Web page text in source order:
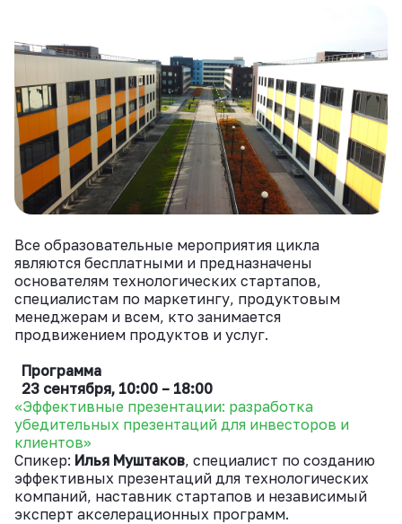
Все образовательные мероприятия цикла
являются бесплатными и предназначены
основателям технологических стартапов,
специалистам по маркетингу, продуктовым
менеджерам и всем, кто занимается
продвижением продуктов и услуг.
Программа
23 сентября, 10:00 – 18:00
«Эффективные презентации: разработка
убедительных презентаций для инвесторов и
клиентов»
Спикер: Илья Муштаков, специалист по созданию
эффективных презентаций для технологических
компаний, наставник стартапов и независимый
эксперт акселерационных программ.
ВКонтакте